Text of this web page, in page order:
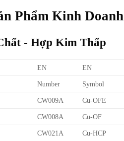
Phẩm Kinh Doanh
- Hợp Kim Thấp
EN EN
Number Symbol
CW009A Cu-OFE
CW008A Cu-OF
CW021A Cu-HCP